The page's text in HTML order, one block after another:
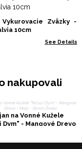
Vykurovacie Zväzky -
10cm
See Details
nakupovali
na Vonné Kužele
Dym" - Mangové Drevo